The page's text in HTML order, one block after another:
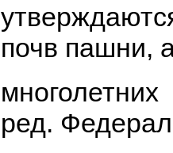
почв пашни,
ред.